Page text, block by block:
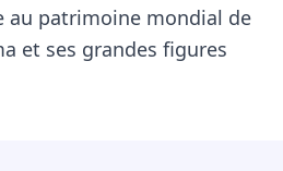
au patrimoine mondial de
et ses grandes figures